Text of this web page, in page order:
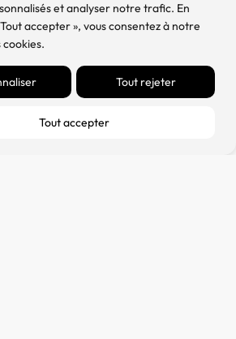
et analyser notre trafic. En
accepter », vous consentez à notre
Tout rejeter
Tout accepter